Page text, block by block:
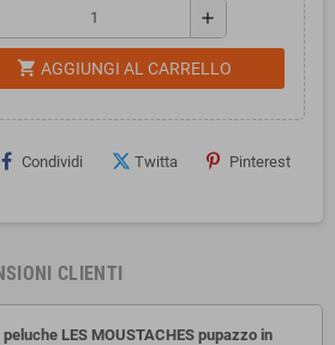
add
shopping_cart AGGIUNGI AL CARRELLO
Condividi Twitta Pinterest
CLIENTI
peluche LES MOUSTACHES pupazzo in